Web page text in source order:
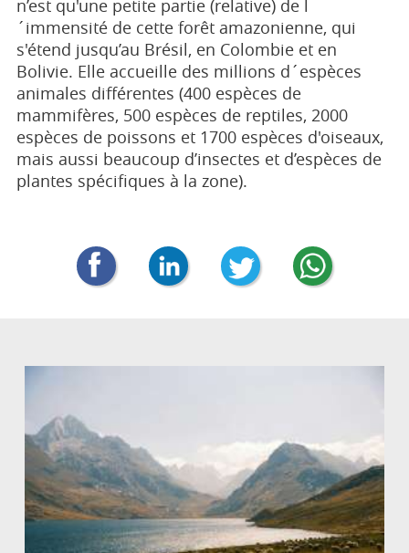
n’est qu'une petite partie (relative) de l
´immensité de cette forêt amazonienne, qui
s'étend jusqu’au Brésil, en Colombie et en
Bolivie. Elle accueille des millions d´espèces
animales différentes (400 espèces de
mammifères, 500 espèces de reptiles, 2000
espèces de poissons et 1700 espèces d'oiseaux,
mais aussi beaucoup d’insectes et d’espèces de
plantes spécifiques à la zone).